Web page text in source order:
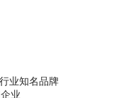
业知名品牌
业